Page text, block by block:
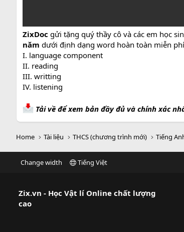
ZixDoc gửi tặng quý thầy cô và các em học
năm dưới định dạng word hoàn toàn miễn
I. language component
II. reading
III. writting
IV. listening
Tải về để xem bản đầy đủ và chính xác
Home Tài liệu THCS (chương trình mới) Tiếng
Change width Tiếng Việt
Zix.vn - Học Vật lí Online chất lượng
cao